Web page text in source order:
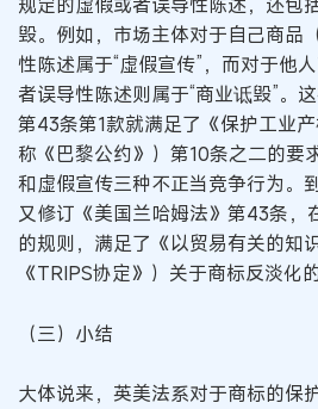
毁。例如，市场主体对于自己商品
性陈述属于“虚假宣传”，而对于他
者误导性陈述则属于“商业诋毁”。
第43条第1款就满足了《保护工业
称《巴黎公约》）第10条之二的要
和虚假宣传三种不正当竞争行为。
又修订《美国兰哈姆法》第43条，
的规则，满足了《以贸易有关的知
《TRIPS协定》）关于商标反淡化
（三）小结
大体说来，英美法系对于商标的保